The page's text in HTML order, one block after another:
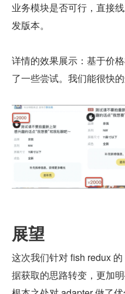
业务模块是否可行，直接
发版本。
详情的效果展示：基于价
了一些尝试。我们能很快
展望
这次我们针对 fish redux
据获取的思路转变，更加